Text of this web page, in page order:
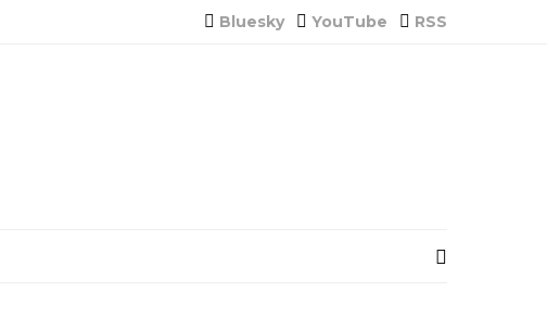
Bluesky YouTube RSS